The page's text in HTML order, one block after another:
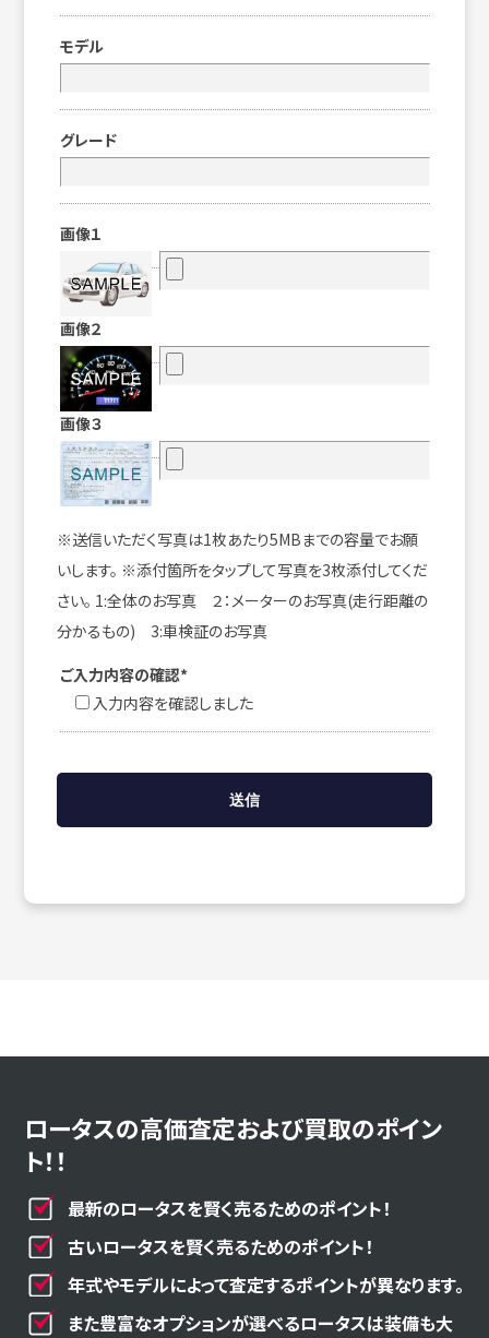
モデル
グレード
画像１
画像２
画像３
※送信いただく写真は1枚あたり5MBまでの容量でお願
いします。 ※添付箇所をタップして写真を3枚添付してくだ
さい。 1:全体のお写真 ２：メーターのお写真(走行距離の
分かるもの) 3:車検証のお写真
ご入力内容の確認*
入力内容を確認しました
ロータスの高価査定および買取のポイン
ト！！
最新のロータスを賢く売るためのポイント！
古いロータスを賢く売るためのポイント！
年式やモデルによって査定するポイントが異なります。
また豊富なオプションが選べるロータスは装備も大